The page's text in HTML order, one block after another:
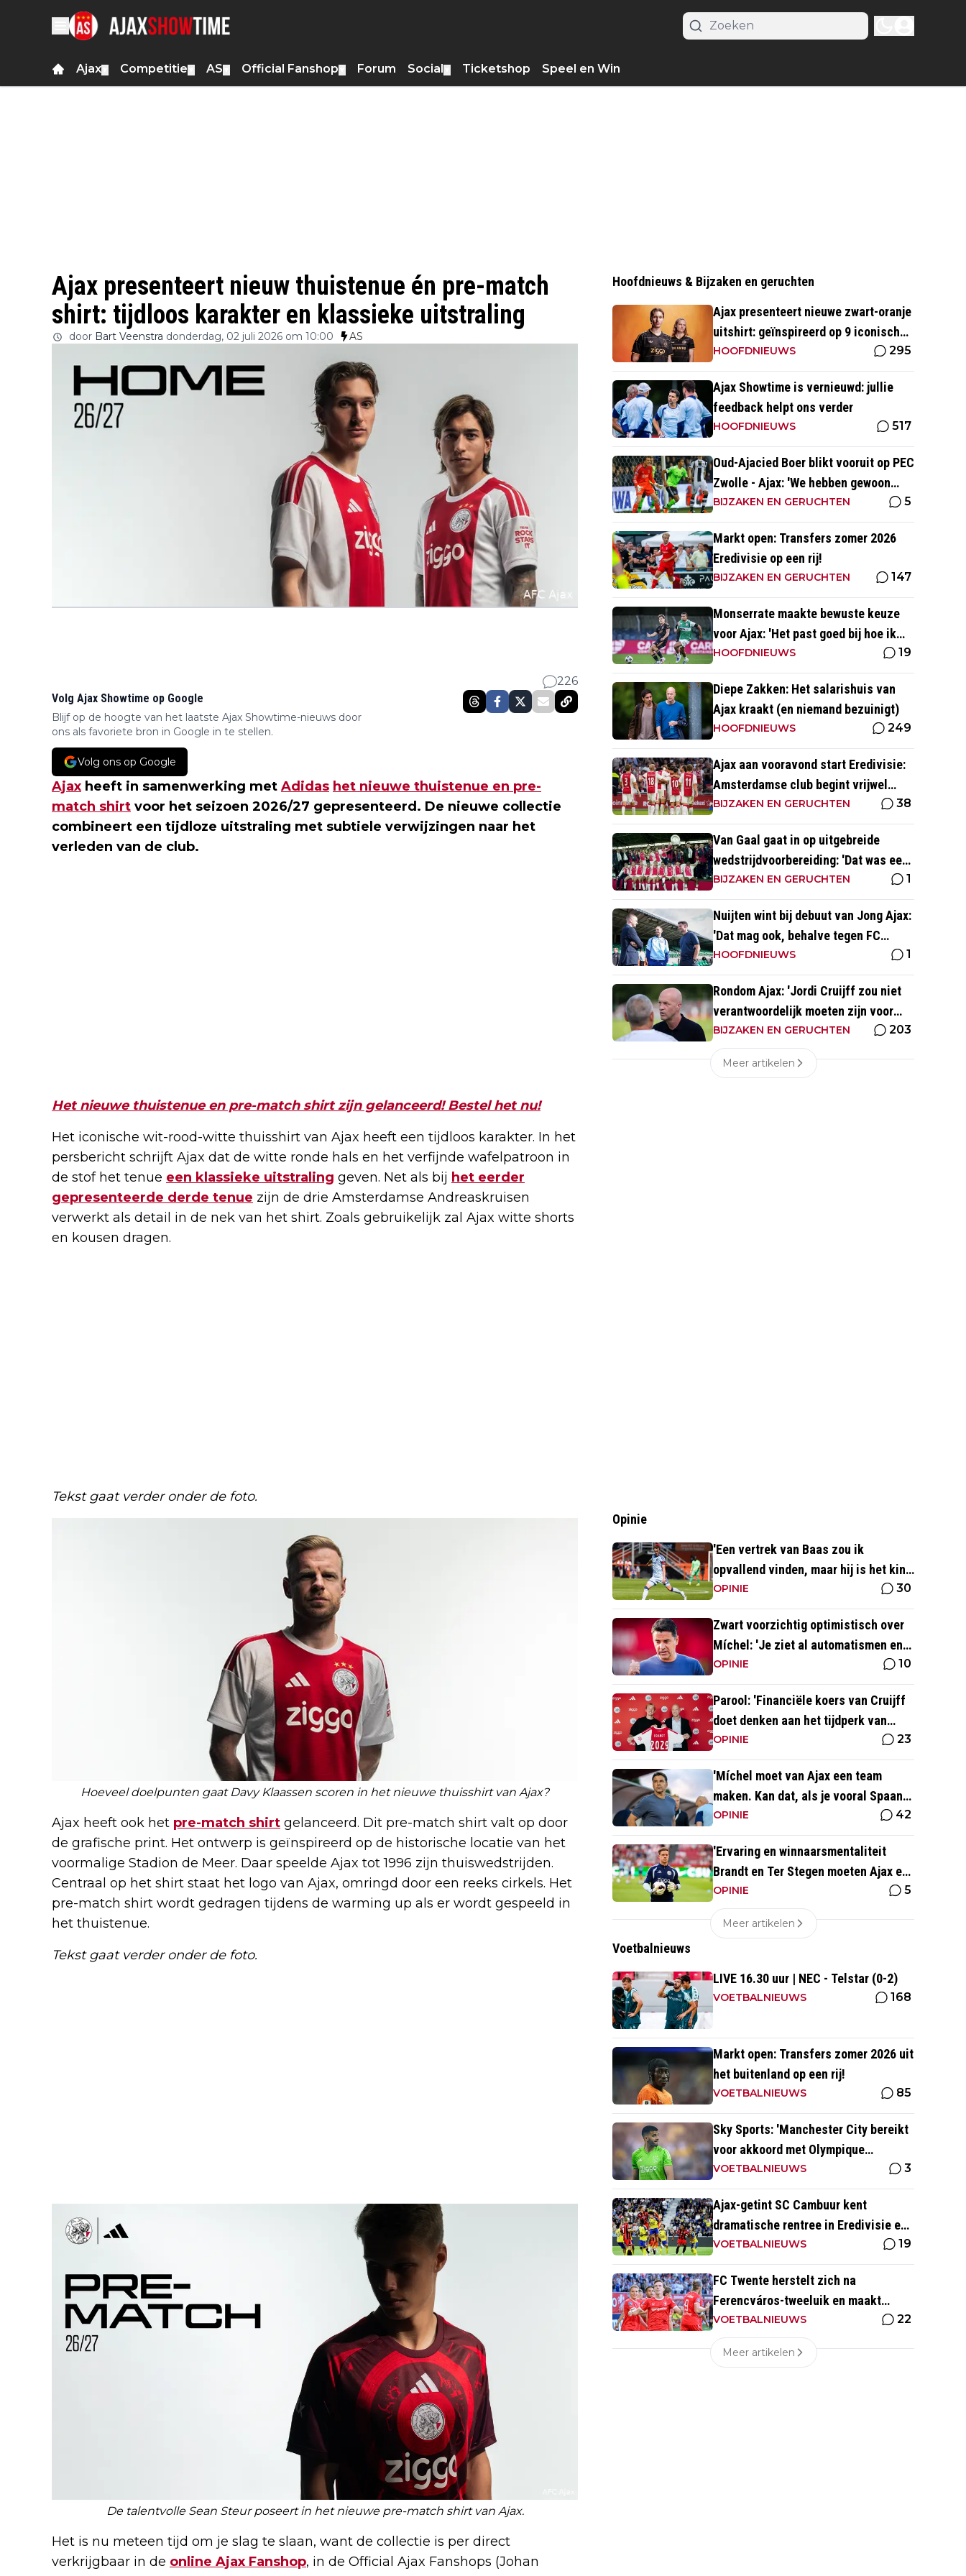
Ajax Competitie AS Official Fanshop Forum Social Ticketshop Speel en Win
Ajax presenteert nieuw thuistenue én pre-match
shirt: tijdloos karakter en klassieke uitstraling
door Bart Veenstra donderdag, 02 juli 2026 om 10:00 AS
226
Volg Ajax Showtime op Google
Blijf op de hoogte van het laatste Ajax Showtime-nieuws door
ons als favoriete bron in Google in te stellen.
Volg ons op Google
Ajax heeft in samenwerking met Adidas het nieuwe thuistenue en pre-
match shirt voor het seizoen 2026/27 gepresenteerd. De nieuwe collectie
combineert een tijdloze uitstraling met subtiele verwijzingen naar het
verleden van de club.
Het nieuwe thuistenue en pre-match shirt zijn gelanceerd! Bestel het nu!
Het iconische wit-rood-witte thuisshirt van Ajax heeft een tijdloos karakter. In het
persbericht schrijft Ajax dat de witte ronde hals en het verfijnde wafelpatroon in
de stof het tenue een klassieke uitstraling geven. Net als bij het eerder
gepresenteerde derde tenue zijn de drie Amsterdamse Andreaskruisen
verwerkt als detail in de nek van het shirt. Zoals gebruikelijk zal Ajax witte shorts
en kousen dragen.
Tekst gaat verder onder de foto.
Hoeveel doelpunten gaat Davy Klaassen scoren in het nieuwe thuisshirt van Ajax?
Ajax heeft ook het pre-match shirt gelanceerd. Dit pre-match shirt valt op door
de grafische print. Het ontwerp is geïnspireerd op de historische locatie van het
voormalige Stadion de Meer. Daar speelde Ajax tot 1996 zijn thuiswedstrijden.
Centraal op het shirt staat het logo van Ajax, omringd door een reeks cirkels. Het
pre-match shirt wordt gedragen tijdens de warming up als er wordt gespeeld in
het thuistenue.
Tekst gaat verder onder de foto.
De talentvolle Sean Steur poseert in het nieuwe pre-match shirt van Ajax.
Het is nu meteen tijd om je slag te slaan, want de collectie is per direct
verkrijgbaar in de online Ajax Fanshop, in de Official Ajax Fanshops (Johan
Hoofdnieuws & Bijzaken en geruchten
Ajax presenteert nieuwe zwart-oranje
uitshirt: geïnspireerd op 9 iconische
momenten uit clubhistorie
HOOFDNIEUWS 295
Ajax Showtime is vernieuwd: jullie
feedback helpt ons verder
HOOFDNIEUWS 517
Oud-Ajacied Boer blikt vooruit op PEC
Zwolle - Ajax: 'We hebben gewoon
weer kans tegen Ajax'
BIJZAKEN EN GERUCHTEN 5
Markt open: Transfers zomer 2026
Eredivisie op een rij!
BIJZAKEN EN GERUCHTEN 147
Monserrate maakte bewuste keuze
voor Ajax: 'Het past goed bij hoe ik
naar voetbal kijk’
HOOFDNIEUWS 19
Diepe Zakken: Het salarishuis van
Ajax kraakt (en niemand bezuinigt)
HOOFDNIEUWS 249
Ajax aan vooravond start Eredivisie:
Amsterdamse club begint vrijwel
altijd met zege
BIJZAKEN EN GERUCHTEN 38
Van Gaal gaat in op uitgebreide
wedstrijdvoorbereiding: 'Dat was een
aparte discipline, een ritme'
BIJZAKEN EN GERUCHTEN 1
Nuijten wint bij debuut van Jong Ajax:
'Dat mag ook, behalve tegen FC
Dordrecht'
HOOFDNIEUWS 1
Rondom Ajax: 'Jordi Cruijff zou niet
verantwoordelijk moeten zijn voor
Ajax Vrouwen'
BIJZAKEN EN GERUCHTEN 203
Meer artikelen
Opinie
'Een vertrek van Baas zou ik
opvallend vinden, maar hij is het kind
van de rekening van de komst van
Blind'
OPINIE 30
Zwart voorzichtig optimistisch over
Míchel: 'Je ziet al automatismen en
patronen terug, maar...'
OPINIE 10
Parool: 'Financiële koers van Cruijff
doet denken aan het tijdperk van
Overmars'
OPINIE 23
'Míchel moet van Ajax een team
maken. Kan dat, als je vooral Spaans
spreekt?'
OPINIE 42
'Ervaring en winnaarsmentaliteit
Brandt en Ter Stegen moeten Ajax er
weer bovenop helpen'
OPINIE 5
Meer artikelen
Voetbalnieuws
LIVE 16.30 uur | NEC - Telstar (0-2)
VOETBALNIEUWS 168
Markt open: Transfers zomer 2026 uit
het buitenland op een rij!
VOETBALNIEUWS 85
Sky Sports: 'Manchester City bereikt
voor akkoord met Olympique
Marseille; Rulli voor twee miljoen
naar Engeland'
VOETBALNIEUWS 3
Ajax-getint SC Cambuur kent
dramatische rentree in Eredivisie en
krijgt pak slaag in eigen huis
VOETBALNIEUWS 19
FC Twente herstelt zich na
Ferencváros-tweeluik en maakt
gehakt van Slowaakse opponent
VOETBALNIEUWS 22
Meer artikelen